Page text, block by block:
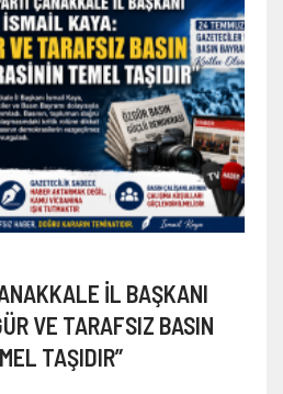
İL BAŞKANI
VE TARAFSIZ BASIN
TAŞIDIR”